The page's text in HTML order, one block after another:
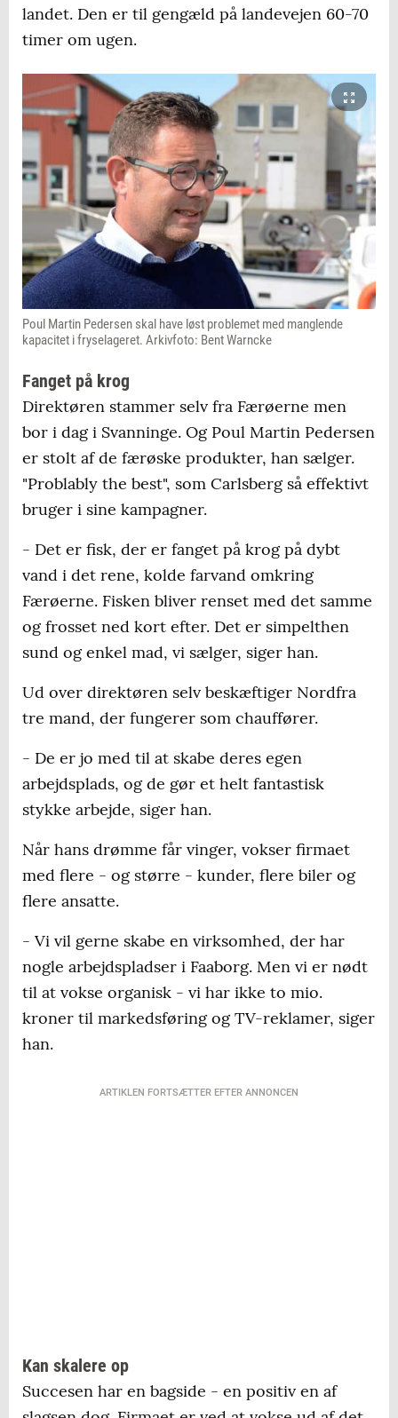
landet. Den er til gengæld på landevejen 60-70
timer om ugen.
Poul Martin Pedersen skal have løst problemet med manglende
kapacitet i fryselageret. Arkivfoto: Bent Warncke
Fanget på krog
Direktøren stammer selv fra Færøerne men
bor i dag i Svanninge. Og Poul Martin Pedersen
er stolt af de færøske produkter, han sælger.
"Problably the best", som Carlsberg så effektivt
bruger i sine kampagner.
- Det er fisk, der er fanget på krog på dybt
vand i det rene, kolde farvand omkring
Færøerne. Fisken bliver renset med det samme
og frosset ned kort efter. Det er simpelthen
sund og enkel mad, vi sælger, siger han.
Ud over direktøren selv beskæftiger Nordfra
tre mand, der fungerer som chauffører.
- De er jo med til at skabe deres egen
arbejdsplads, og de gør et helt fantastisk
stykke arbejde, siger han.
Når hans drømme får vinger, vokser firmaet
med flere - og større - kunder, flere biler og
flere ansatte.
- Vi vil gerne skabe en virksomhed, der har
nogle arbejdspladser i Faaborg. Men vi er nødt
til at vokse organisk - vi har ikke to mio.
kroner til markedsføring og TV-reklamer, siger
han.
ARTIKLEN FORTSÆTTER EFTER ANNONCEN
Kan skalere op
Succesen har en bagside - en positiv en af